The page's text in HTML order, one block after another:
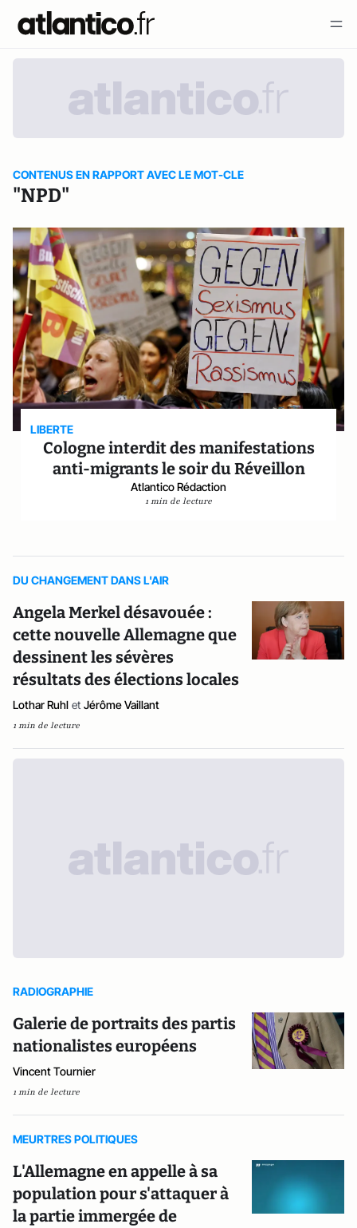
CONTENUS EN RAPPORT AVEC LE MOT-CLE
"NPD"
LIBERTE
Cologne interdit des manifestations
anti-migrants le soir du Réveillon
Atlantico Rédaction
1 min de lecture
DU CHANGEMENT DANS L'AIR
Angela Merkel désavouée :
cette nouvelle Allemagne que
dessinent les sévères
résultats des élections locales
Lothar Ruhl et Jérôme Vaillant
1 min de lecture
RADIOGRAPHIE
Galerie de portraits des partis
nationalistes européens
Vincent Tournier
1 min de lecture
MEURTRES POLITIQUES
L'Allemagne en appelle à sa
population pour s'attaquer à
la partie immergée de